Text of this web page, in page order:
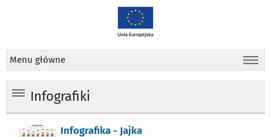
Menu główne
Infografiki
Infografika - Jajka